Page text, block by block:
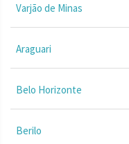
Varjão de Minas
Araguari
Belo Horizonte
Berilo